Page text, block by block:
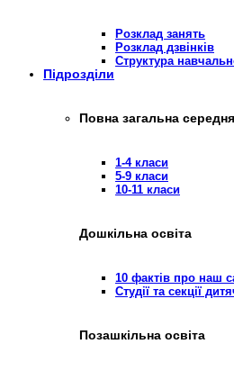
Розклад занять
Розклад дзвінків
Структура
Підрозділи
Повна загальна
1-4 класи
5-9 класи
10-11 класи
Дошкільна освіта
10 фактів про наш
Студії та секції
Позашкільна освіта